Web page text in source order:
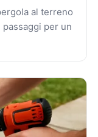
al terreno
per un